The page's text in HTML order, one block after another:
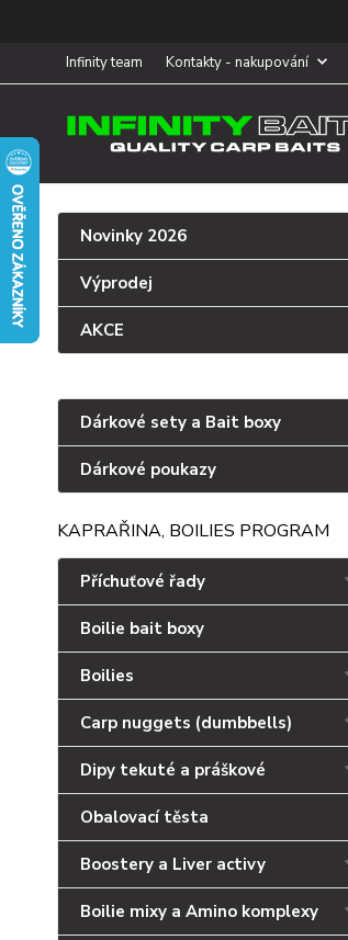
Infinity team Kontakty - nakupování
Novinky 2026
Výprodej
AKCE
Dárkové sety a Bait boxy
Dárkové poukazy
KAPRAŘINA, BOILIES PROGRAM
Příchuťové řady
Boilie bait boxy
Boilies
Carp nuggets (dumbbells)
Dipy tekuté a práškové
Obalovací těsta
Boostery a Liver activy
Boilie mixy a Amino komplexy